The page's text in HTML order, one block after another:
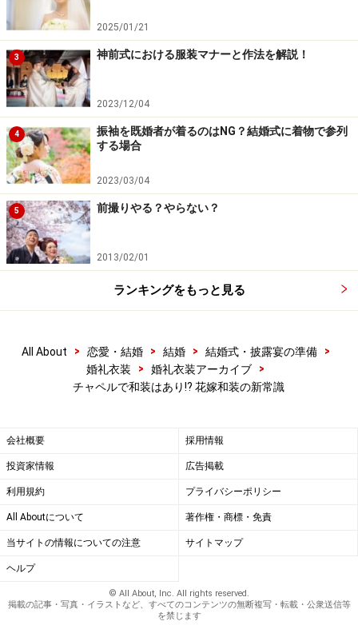
もともと豪商や裕福な農家などの花嫁衣裳からはじまっ
たと言われる引き振袖。コーディネートを幅広く楽しむ
ことができるので、どんな結婚式会場でも、いかなるシ
ーンにも合わせることができます。
個性的なコーディネートを楽しむことができるのは引き振袖
＆振袖ならではの特権です Photo：CANDY PHOTO 提供
元：FuRa kimono
未婚女性の第一礼装である振袖（ふりそで）。結婚式は
花嫁が振袖を着ることのできる最後の機会です。
成人式以来、数えるほどしか袖を通していない振袖や、
2025/01/21
3 神前式における服装マナーと作法を解説！
2023/12/04
4
振袖を既婚者が着るのはNG？結婚式に着物で参列
する場合
2023/03/04
5 前撮りやる？やらない？
2013/02/01
ランキングをもっと見る
All About > 恋愛・結婚 > 結婚 > 結婚式・披露宴の準備
>
婚礼衣装
> 婚礼衣装アーカイブ
>
チャペルで和装はあり!? 花嫁和装の新常識
会社概要 採用情報
投資家情報 広告掲載
利用規約 プライバシーポリシー
All Aboutについて 著作権・商標・免責
当サイトの情報についての注意 サイトマップ
ヘルプ
© All About, Inc. All rights reserved.
掲載の記事・写真・イラストなど、すべてのコンテンツの無断複写・転載・公衆送信等
を禁じます